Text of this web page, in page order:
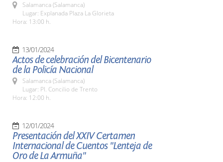
Salamanca (Salamanca)
Lugar: Explanada Plaza La Glorieta
Hora: 13:00 h.
13/01/2024
Actos de celebración del Bicentenario
de la Policía Nacional
Salamanca (Salamanca)
Lugar: Pl. Concilio de Trento
Hora: 12:00 h.
12/01/2024
Presentación del XXIV Certamen
Internacional de Cuentos "Lenteja de
Oro de La Armuña"